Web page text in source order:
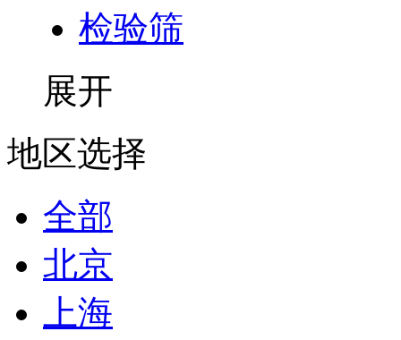
检验筛
展开
地区选择
全部
北京
上海